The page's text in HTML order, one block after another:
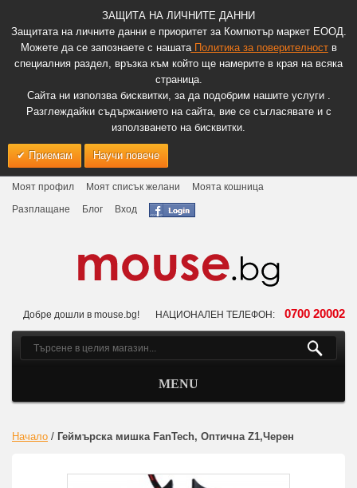
ЗАЩИТА НА ЛИЧНИТЕ ДАННИ
Защитата на личните данни е приоритет за Компютър маркет ЕООД.
Можете да се запознаете с нашатаПолитика за поверителноств
специалния раздел, връзка към който ще намерите в края на всяка
страница.
Сайта ни използва бисквитки, за да подобрим нашите услуги .
Разглеждайки съдържанието на сайта, вие се съгласявате и с
използването на бисквитки.
Приемам Научи повече
Моят профил Моят списък желани
Моята кошница
Разплащане
Блог Вход
Добре дошли в mouse.bg! НАЦИОНАЛЕН ТЕЛЕФОН: 0700 20002
MENU
Начало / Геймърска мишка FanTech, Оптична Z1,Черен